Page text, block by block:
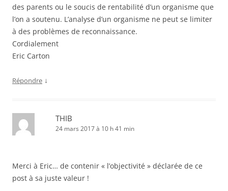
des parents ou le soucis de rentabilité d’un organisme que
l’on a soutenu. L’analyse d’un organisme ne peut se limiter
à des problèmes de reconnaissance.
Cordialement
Eric Carton
Répondre ↓
THIB
24 mars 2017 à 10 h 41 min
Merci à Eric… de contenir « l’objectivité » déclarée de ce
post à sa juste valeur !